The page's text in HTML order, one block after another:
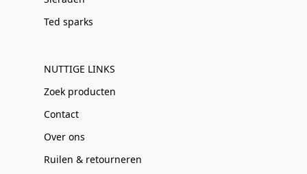
Ted sparks
NUTTIGE LINKS
Zoek producten
Contact
Over ons
Ruilen & retourneren